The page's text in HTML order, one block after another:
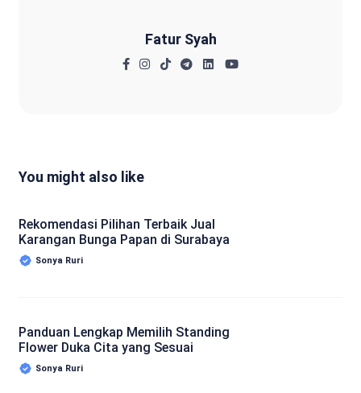
Fatur Syah
You might also like
Rekomendasi Pilihan Terbaik Jual
Karangan Bunga Papan di Surabaya
Sonya Ruri
Panduan Lengkap Memilih Standing
Flower Duka Cita yang Sesuai
Sonya Ruri